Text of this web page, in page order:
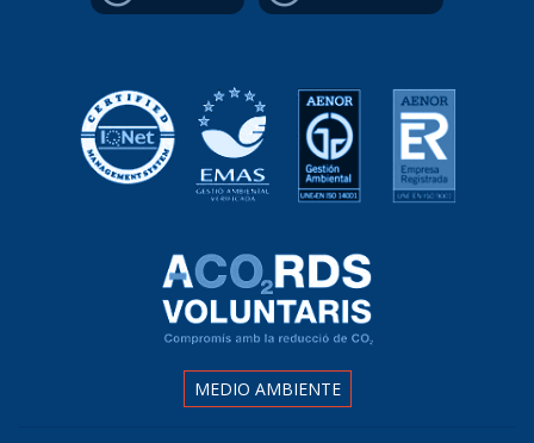
MEDIO AMBIENTE